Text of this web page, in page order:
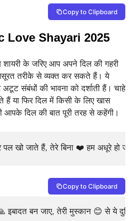
Copy to Clipboard
Love Shayari 2025
के जरिए आप अपने दिल की गहरी
तरीके से व्यक्त कर सकते हैं। ये
अटूट संबंधों की भावना को दर्शाती हैं। चाहे
हैं या फिर दिल में किसी के लिए खास
आपके दिल की बात पूरी तरह से कहेंगी।
पल खो जाते हैं, तेरे बिना ❤️ हम अधूरे हो जाते
Copy to Clipboard
इबादत बन जाए, तेरी मुस्कान 😊 से ये